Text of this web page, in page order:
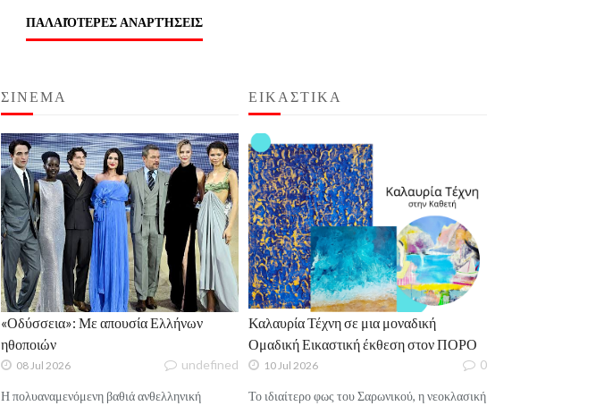
ΠΑΛΑΙΌΤΕΡΕΣ ΑΝΑΡΤΉΣΕΙΣ
ΣΙΝΕΜΑ
«Οδύσσεια»: Με απουσία Ελλήνων
ηθοποιών
08 Jul 2026 undefined
Η πολυαναμενόμενη βαθιά ανθελληνική
ΕΙΚΑΣΤΙΚΑ
Καλαυρία Τέχνη σε μια μοναδική
Ομαδική Εικαστική έκθεση στον ΠΟΡΟ
10 Jul 2026 0
Το ιδιαίτερο φως του Σαρωνικού, η νεοκλασική